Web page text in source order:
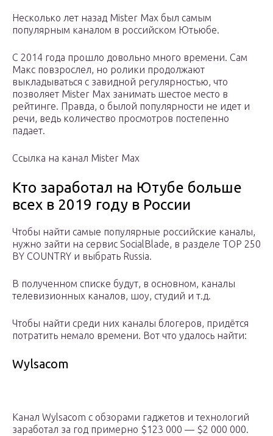
Несколько лет назад Mister Max был самым
популярным каналом в российском Ютьюбе.
С 2014 года прошло довольно много времени. Сам
Макс повзрослел, но ролики продолжают
выкладываться с завидной регулярностью, что
позволяет Mister Max занимать шестое место в
рейтинге. Правда, о былой популярности не идет и
речи, ведь количество просмотров постепенно
падает.
Ссылка на канал Mister Max
Кто заработал на Ютубе больше
всех в 2019 году в России
Чтобы найти самые популярные российские каналы,
нужно зайти на сервис SocialBlade, в разделе TOP 250
BY COUNTRY и выбрать Russia.
В полученном списке будут, в основном, каналы
телевизионных каналов, шоу, студий и т.д.
Чтобы найти среди них каналы блогеров, придётся
потратить немало времени. Вот что удалось найти:
Wylsacom
Канал Wylsacom с обзорами гаджетов и технологий
заработал за год примерно $123 000 — $2 000 000.